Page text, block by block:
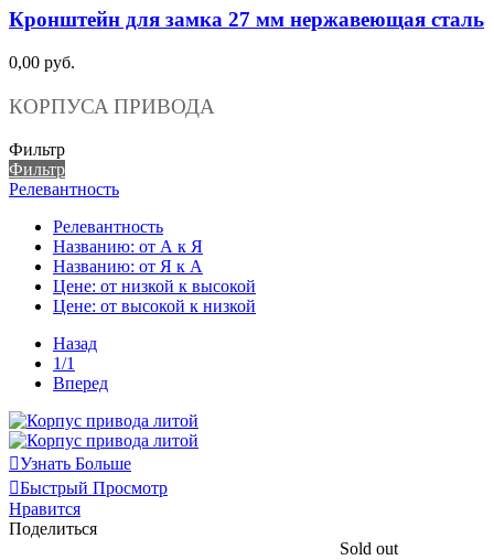
Кронштейн для замка 27 мм нержавеющая сталь
0,00 руб.
КОРПУСА ПРИВОДА
Фильтр
Фильтр
Релевантность
Релевантность
Названию: от А к Я
Названию: от Я к А
Цене: от низкой к высокой
Цене: от высокой к низкой
Назад
1/1
Вперед
Узнать Больше
Быстрый Просмотр
Нравится
Поделиться
Sold out